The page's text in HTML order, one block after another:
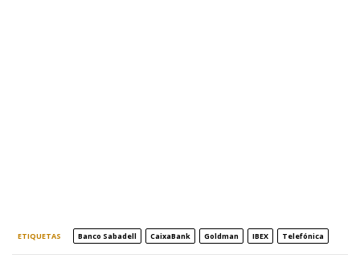
ETIQUETAS Banco Sabadell CaixaBank Goldman IBEX Telefónica